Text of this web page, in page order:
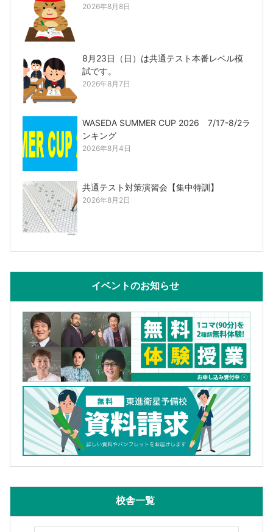
2026年8月8日
8月23日（日）は共通テスト本番レベル模
試です。
2026年8月7日
WASEDA SUMMER CUP 2026 7/17-8/2ラ
ンキング
2026年8月4日
共通テスト対策演習会【集中特訓】
2026年8月2日
イベントのお知らせ
校舎一覧